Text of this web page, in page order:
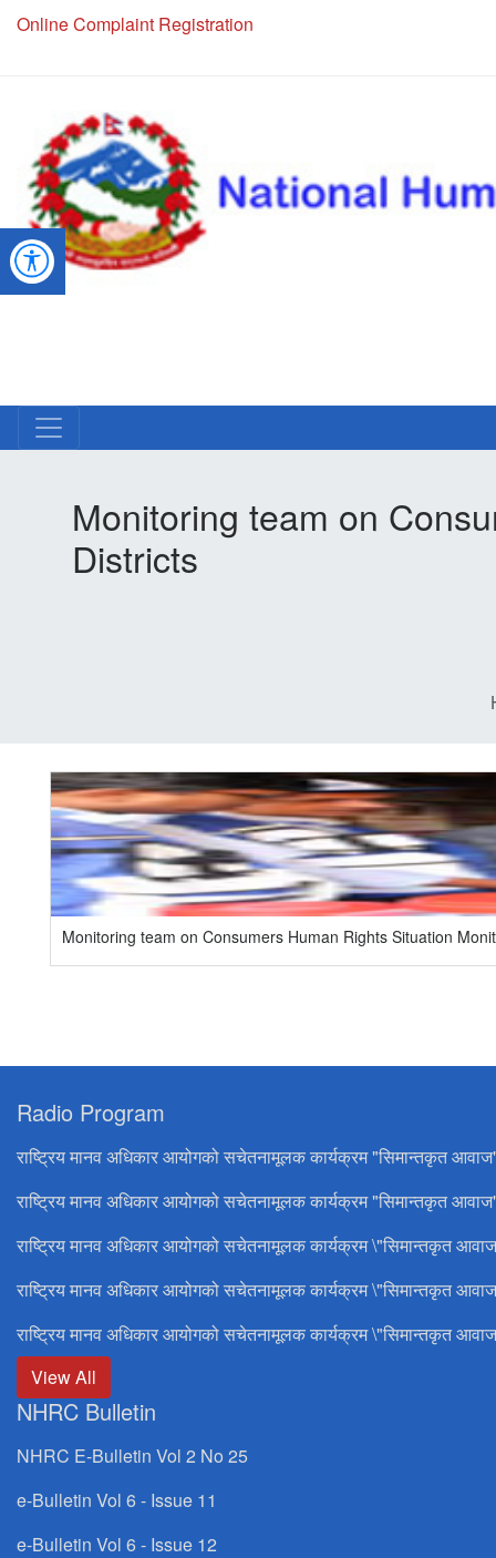
Online Complaint Registration
Monitoring team on
Districts
Monitoring team on Consumers Human Rights Situation
Radio Program
राष्ट्रिय मानव अधिकार आयोगको सचेतनामूलक कार्यक्रम "सिमान्तकृत
राष्ट्रिय मानव अधिकार आयोगको सचेतनामूलक कार्यक्रम "सिमान्तकृत
राष्ट्रिय मानव अधिकार आयोगको सचेतनामूलक कार्यक्रम \"सिमान्तकृत
राष्ट्रिय मानव अधिकार आयोगको सचेतनामूलक कार्यक्रम \"सिमान्तकृत
राष्ट्रिय मानव अधिकार आयोगको सचेतनामूलक कार्यक्रम \"सिमान्तकृत
View All
NHRC Bulletin
NHRC E-Bulletin Vol 2 No 25
e-Bulletin Vol 6 - Issue 11
e-Bulletin Vol 6 - Issue 12